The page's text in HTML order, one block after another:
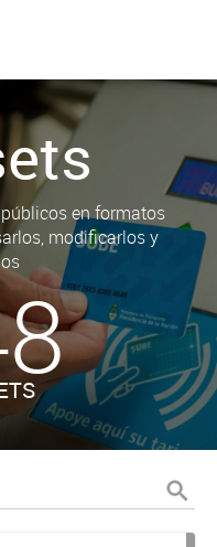
en formatos
modificarlos y